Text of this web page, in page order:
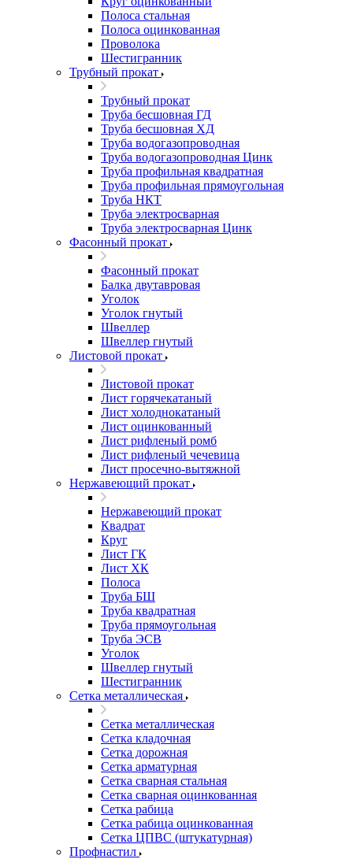
Полоса стальная
Полоса оцинкованная
Проволока
Шестигранник
Трубный прокат
Трубный прокат
Труба бесшовная ГД
Труба бесшовная ХД
Труба водогазопроводная
Труба водогазопроводная Цинк
Труба профильная квадратная
Труба профильная прямоугольная
Труба НКТ
Труба электросварная
Труба электросварная Цинк
Фасонный прокат
Фасонный прокат
Балка двутавровая
Уголок
Уголок гнутый
Швеллер
Швеллер гнутый
Листовой прокат
Листовой прокат
Лист горячекатаный
Лист холоднокатаный
Лист оцинкованный
Лист рифленый ромб
Лист рифленый чечевица
Лист просечно-вытяжной
Нержавеющий прокат
Нержавеющий прокат
Квадрат
Круг
Лист ГК
Лист ХК
Полоса
Труба БШ
Труба квадратная
Труба прямоугольная
Труба ЭСВ
Уголок
Швеллер гнутый
Шестигранник
Сетка металлическая
Сетка металлическая
Сетка кладочная
Сетка дорожная
Сетка арматурная
Сетка сварная стальная
Сетка сварная оцинкованная
Сетка рабица
Сетка рабица оцинкованная
Сетка ЦПВС (штукатурная)
Профнастил